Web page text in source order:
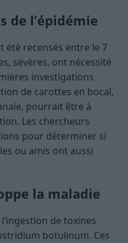
de l’épidémie
été recensés entre le 7
sévères, ont nécessité
investigations
de carottes en bocal,
pourrait être à
Les chercheurs
pour déterminer si
ou amis ont aussi
la maladie
de toxines
botulinum. Ces